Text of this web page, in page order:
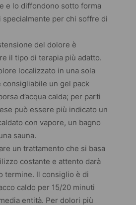
e lo diffondono sotto forma
per chi soffre di
del dolore è
il tipo di terapia più adatto.
localizzato in una sola
consigliabile un gel pack
d’acqua calda; per parti
può essere più indicato un
con vapore, un bagno
sauna.
un trattamento che si basa
costante e attento darà
termine. Il consiglio è di
caldo per 15/20 minuti
entità. Per dolori più